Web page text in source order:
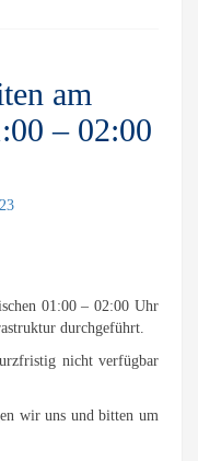
am
– 02:00
01:00 – 02:00 Uhr
durchgeführt.
nicht verfügbar
wir uns und bitten um